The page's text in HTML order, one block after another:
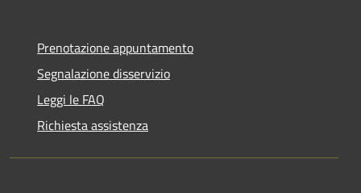
Prenotazione appuntamento
Segnalazione disservizio
Leggi le FAQ
Richiesta assistenza